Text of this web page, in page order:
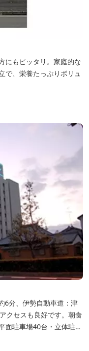
にもピッタリ。家庭的な
で、栄養たっぷりボリュ
6分、伊勢自動車道：津
クセスも良好です。朝食
面駐車場40台・立体駐車
にもご利用頂ける快適